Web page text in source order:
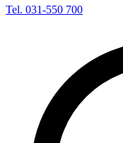
Tel. 031-550 700